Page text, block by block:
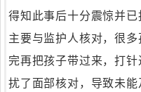
得知此事后十分震惊并
主要与监护人核对，很
完再把孩子带过来，打
扰了面部核对，导致未